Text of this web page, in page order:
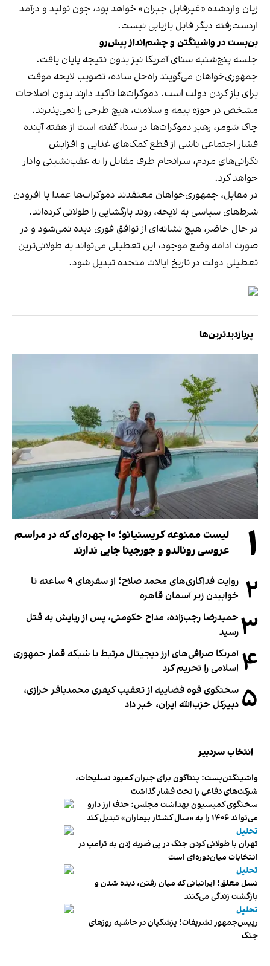
زیان واردشده «غیرقابل جبران» خواهد بود، چون تولید و درآمد
ازدست‌رفته دیگر قابل بازیابی نیست.
بن‌بست در واشینگتن و چشم‌انداز پیش‌رو
جلسه پنج‌شنبه سنای آمریکا نیز بدون نتیجه پایان یافت.
جمهوری‌خواهان می‌گویند راه‌حل ساده، تصویب لایحه موقت
برای باز کردن دولت است. دموکرات‌ها تاکید دارند بدون اصلاحات
مشخص در حوزه بیمه و سلامت، هیچ طرحی را نمی‌پذیرند.
چاک شومر، رهبر دموکرات‌ها در سنا، گفته است از هفته آینده
فشار اجتماعی ناشی از قطع کمک‌های غذایی و افزایش
نگرانی‌های مردم، سرانجام طرف مقابل را به عقب‌نشینی وادار
خواهد کرد.
در مقابل، جمهوری‌خواهان معتقدند دموکرات‌ها عمدا با افزودن
شرط‌های سیاسی به لایحه، روند بازگشایی را طولانی کرده‌اند.
در حال حاضر، هیچ نشانه‌ای از توافق فوری دیده نمی‌شود و در
صورت ادامه وضع موجود، این تعطیلی می‌تواند به طولانی‌ترین
تعطیلی دولت در تاریخ ایالات متحده تبدیل شود.
پربازدیدترین‌ها
۱
لیست ممنوعه کریستیانو؛ ۱۰ چهره‌ای که در مراسم
عروسی رونالدو و جورجینا جایی ندارند
۲
روایت فداکاری‌های محمد صلاح؛ از سفرهای ۹ ساعته تا
خوابیدن زیر آسمان قاهره
۳ حمیدرضا رجب‌زاده، مداح حکومتی، پس از ربایش به قتل
رسید
۴ آمریکا صرافی‌های ارز دیجیتال مرتبط با شبکه قمار جمهوری
اسلامی را تحریم کرد
۵ سخنگوی قوه قضاییه از تعقیب کیفری محمدباقر خرازی،
دبیر‌کل حزب‌الله ایران، خبر داد
انتخاب سردبیر
واشینگتن‌پست: پنتاگون برای جبران کمبود تسلیحات،
شرکت‌های دفاعی را تحت فشار گذاشت
سخنگوی کمیسیون بهداشت مجلس: حذف ارز دارو
می‌تواند ۱۴۰۶ را به «سال کشتار بیماران» تبدیل کند
تحلیل
تهران با طولانی کردن جنگ در پی ضربه زدن به ترامپ در
انتخابات میان‌دوره‌ای است
تحلیل
نسل معلق؛ ایرانیانی که میان رفتن، دیده شدن و
بازگشت زندگی می‌کنند
تحلیل
رییس‌جمهور تشریفات؛ پزشکیان در حاشیه روزهای
جنگ